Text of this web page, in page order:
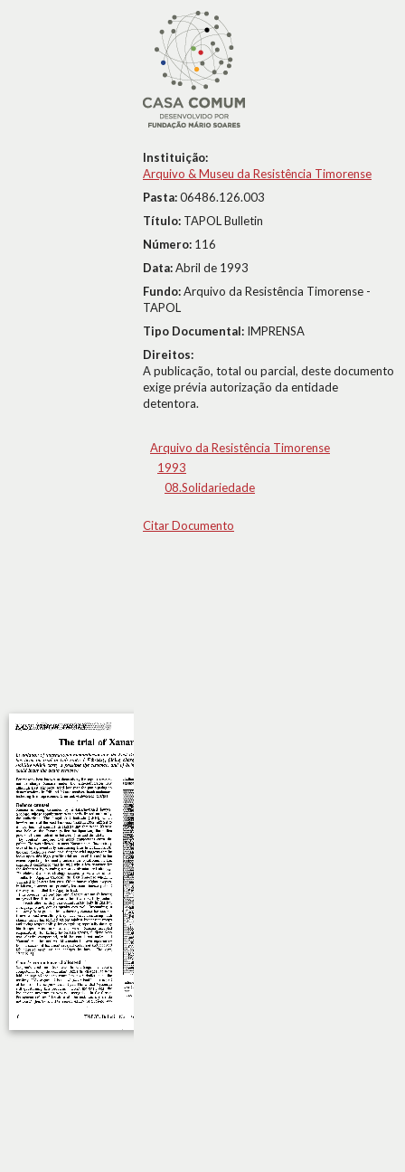
Instituição:
Arquivo & Museu da Resistência Timorense
Pasta:06486.126.003
Título: TAPOL Bulletin
Número: 116
Data:Abril de 1993
Fundo:Arquivo da Resistência Timorense -
TAPOL
Tipo Documental: IMPRENSA
Direitos:
A publicação, total ou parcial, deste documento
exige prévia autorização da entidade
detentora.
Arquivo da Resistência Timorense
1993
08.Solidariedade
Citar Documento